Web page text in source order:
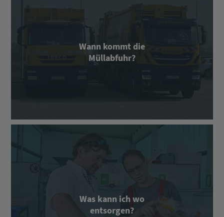
Wann kommt die
Müllabfuhr?
Was kann ich wo
entsorgen?